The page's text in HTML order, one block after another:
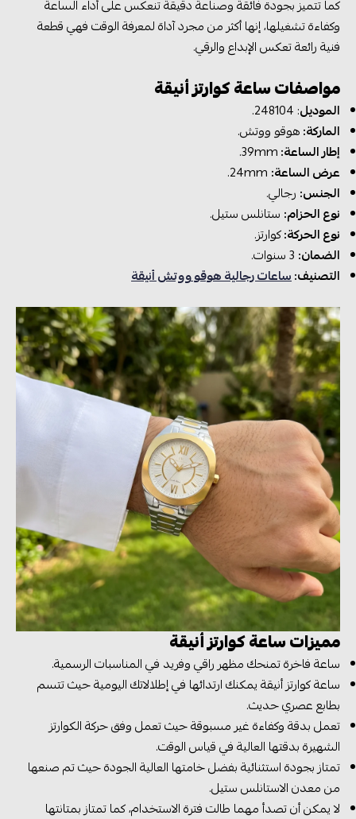
كما تتميز بجودة فائقة وصناعة دقيقة تنعكس على أداء الساعة
وكفاءة تشغيلها، إنها أكثر من مجرد آداة لمعرفة الوقت فهي قطعة
فنية رائعة تعكس الإبداع والرقي.
مواصفات ساعة كوارتز أنيقة
الموديل: 248104.
الماركة:هوقو ووتش.
إطار الساعة:39mm.
عرض الساعة:
الجنس: رجالي.
نوع الحزام: ستانلس ستيل.
نوع الحركة:كوارتز.
الضمان:
التصنيف:ساعات رجالية هوقو ووتش أنيقة
مميزات ساعة كوارتز أنيقة
ساعة فاخرة تمنحك مظهر راقي وفريد في المناسبات الرسمية.
ساعة كوارتز أنيقة يمكنك ارتدائها في إطلالاتك اليومية حيث تتسم
بطابع عصري حديث.
تعمل بدقة وكفاءة غير مسبوقة حيث تعمل وفق حركة الكوارتز
الشهيرة بدقتها العالية في قياس الوقت.
تمتاز بجودة استثنائية بفضل خامتها العالية الجودة حيث تم صنعها
من معدن الاستانلس ستيل.
لا يمكن أن تصدأ مهما طالت فترة الاستخدام، كما تمتاز بمتانتها